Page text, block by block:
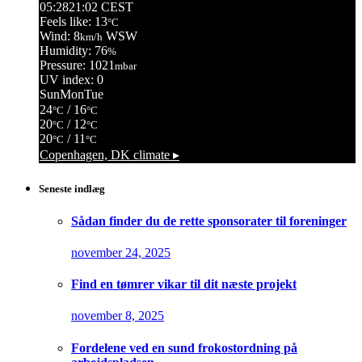
05:2821:02 CEST
Feels like: 13°C
Wind: 8km/h WSW
Humidity: 76%
Pressure: 1021 mbar
UV index: 0
SunMonTue
24°C / 16°C
20°C / 12°C
20°C / 11 °C
Copenhagen, DK climate ▸
Seneste indlæg
Sådan finder du de rette sponsorater til foreninger
november 24, 2025
Find en tømrer vikar til dit næste projekt
november 8, 2025
Fordelene ved en sund frokostordning på